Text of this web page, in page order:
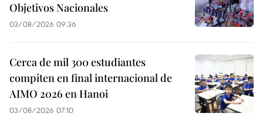
Objetivos Nacionales
03/08/2026 09:36
Cerca de mil 300 estudiantes
compiten en final internacional de
AIMO 2026 en Hanoi
03/08/2026 07:10